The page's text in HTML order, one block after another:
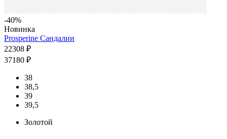
-40%
Новинка
Prosperine Сандалии
22308 ₽
37180 ₽
38
38,5
39
39,5
Золотой